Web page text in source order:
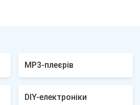
MP3-плеєрів
DIY-електроніки